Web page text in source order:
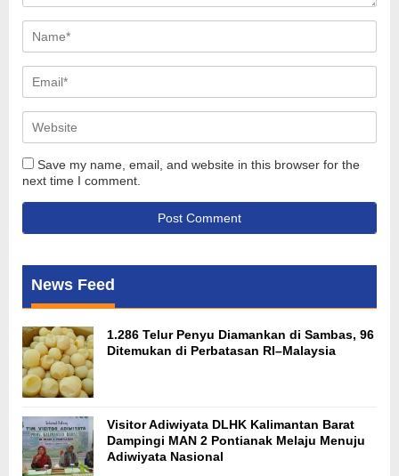
Save my name, email, and website in this browser for the
next time I comment.
News Feed
1.286 Telur Penyu Diamankan di Sambas, 96
Ditemukan di Perbatasan RI–Malaysia
Visitor Adiwiyata DLHK Kalimantan Barat
Dampingi MAN 2 Pontianak Melaju Menuju
Adiwiyata Nasional